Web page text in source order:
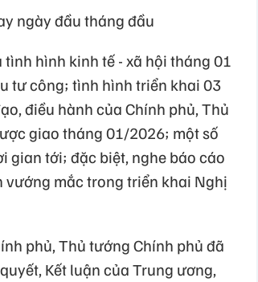
ngày đầu tháng đầu
hình kinh tế - xã hội tháng 01
tư công; tình hình triển khai 03
điều hành của Chính phủ, Thủ
giao tháng 01/2026; một số
gian tới; đặc biệt, nghe báo cáo
mắc trong triển khai Nghị
phủ, Thủ tướng Chính phủ đã
Kết luận của Trung ương,